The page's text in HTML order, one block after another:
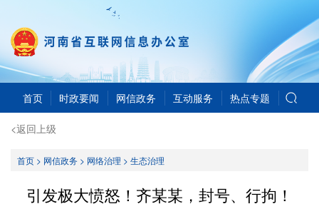
首页 时政要闻 网信政务 互动服务 热点专题
<返回上级
首页> 网信政务> 网络治理 > 生态治理
引发极大愤怒！齐某某，封号、行拘！